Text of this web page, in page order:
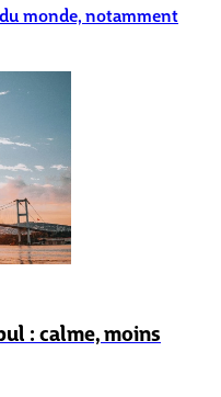
monde, notamment
: calme, moins